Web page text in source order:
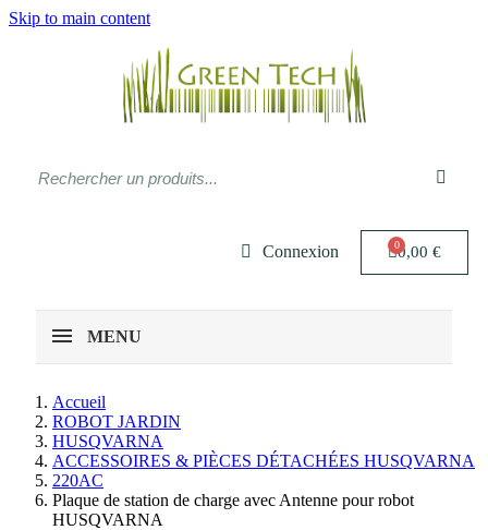
Skip to main content
Connexion 0,00 €
MENU
Accueil
ROBOT JARDIN
HUSQVARNA
ACCESSOIRES & PIÈCES DÉTACHÉES HUSQVARNA
220AC
Plaque de station de charge avec Antenne pour robot
HUSQVARNA